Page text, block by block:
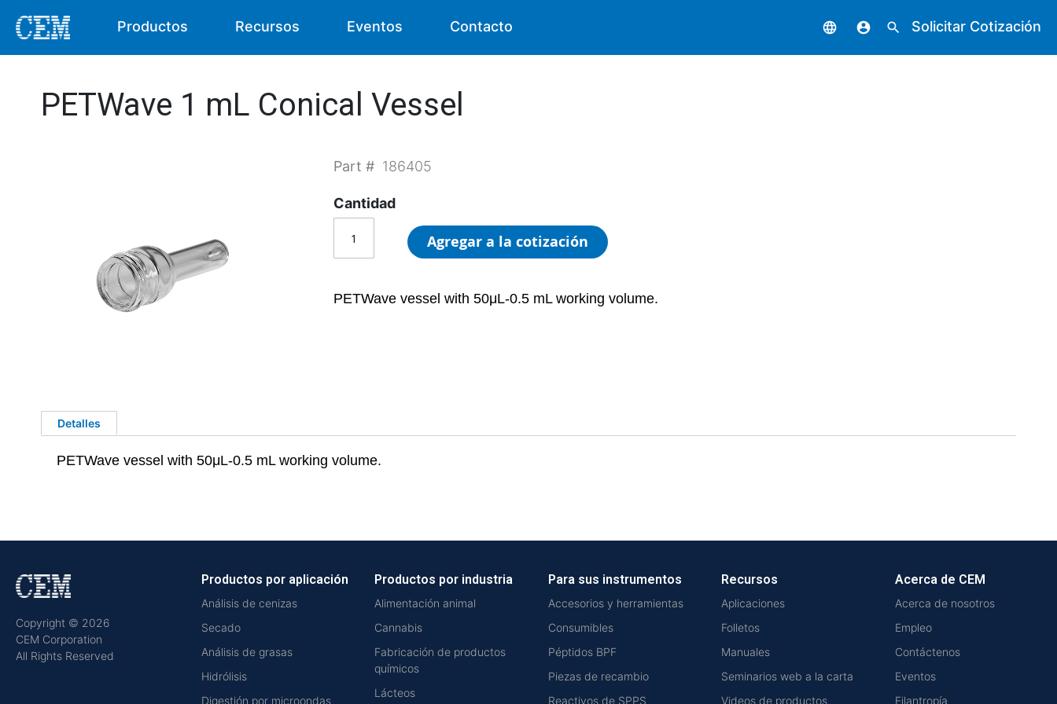
Productos Recursos Eventos Contacto language account_circle search Solicitar Cotización
PETWave 1 mL Conical Vessel
Part # 186405
Cantidad
Agregar a la cotización
PETWave vessel with 50μL-0.5 mL working volume.
Detalles
PETWave vessel with 50μL-0.5 mL working volume.
Copyright © 2026
CEM Corporation
All Rights Reserved
Productos por aplicación
Análisis de cenizas
Secado
Análisis de grasas
Hidrólisis
Digestión por microondas
Productos por industria
Alimentación animal
Cannabis
Fabricación de productos
químicos
Lácteos
Para sus instrumentos
Accesorios y herramientas
Consumibles
Péptidos BPF
Piezas de recambio
Reactivos de SPPS
Recursos
Aplicaciones
Folletos
Manuales
Seminarios web a la carta
Videos de productos
Acerca de CEM
Acerca de nosotros
Empleo
Contáctenos
Eventos
Filantropía